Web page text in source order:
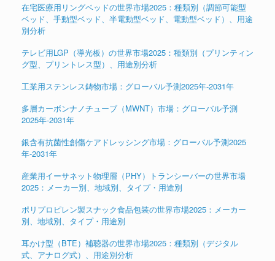
在宅医療用リングベッドの世界市場2025：種類別（調節可能型
ベッド、手動型ベッド、半電動型ベッド、電動型ベッド）、用途
別分析
テレビ用LGP（導光板）の世界市場2025：種類別（プリンティン
グ型、プリントレス型）、用途別分析
工業用ステンレス鋳物市場：グローバル予測2025年-2031年
多層カーボンナノチューブ（MWNT）市場：グローバル予測
2025年-2031年
銀含有抗菌性創傷ケアドレッシング市場：グローバル予測2025
年-2031年
産業用イーサネット物理層（PHY）トランシーバーの世界市場
2025：メーカー別、地域別、タイプ・用途別
ポリプロピレン製スナック食品包装の世界市場2025：メーカー
別、地域別、タイプ・用途別
耳かけ型（BTE）補聴器の世界市場2025：種類別（デジタル
式、アナログ式）、用途別分析